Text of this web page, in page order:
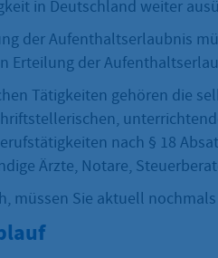
in Deutschland weiter
der Aufenthaltserlaubnis
Erteilung der
Tätigkeiten gehören die
nach § 18
Ärzte, Notare,
müssen Sie aktuell